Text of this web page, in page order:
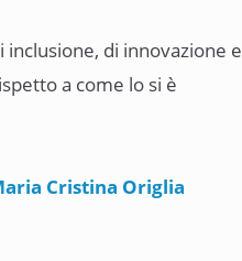
di innovazione e
a come lo si è
Cristina Origlia